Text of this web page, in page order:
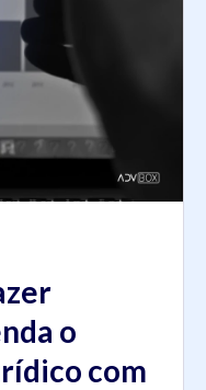
o
com